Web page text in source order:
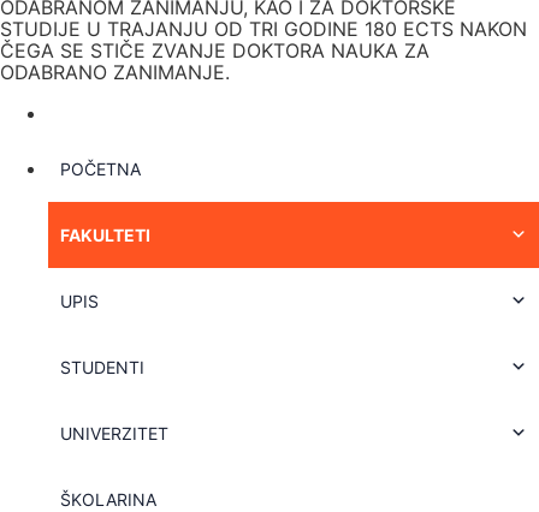
ODABRANOM ZANIMANJU, KAO I ZA DOKTORSKE
STUDIJE U TRAJANJU OD TRI GODINE 180 ECTS NAKON
ČEGA SE STIČE ZVANJE DOKTORA NAUKA ZA
ODABRANO ZANIMANJE.
POČETNA
FAKULTETI
UPIS
STUDENTI
UNIVERZITET
ŠKOLARINA